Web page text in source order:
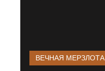
ВЕЧНАЯ МЕРЗЛОТА